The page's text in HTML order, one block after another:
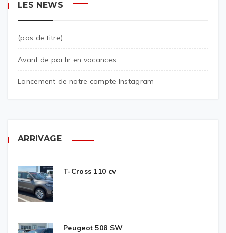
LES NEWS
(pas de titre)
Avant de partir en vacances
Lancement de notre compte Instagram
ARRIVAGE
T-Cross 110 cv
Peugeot 508 SW